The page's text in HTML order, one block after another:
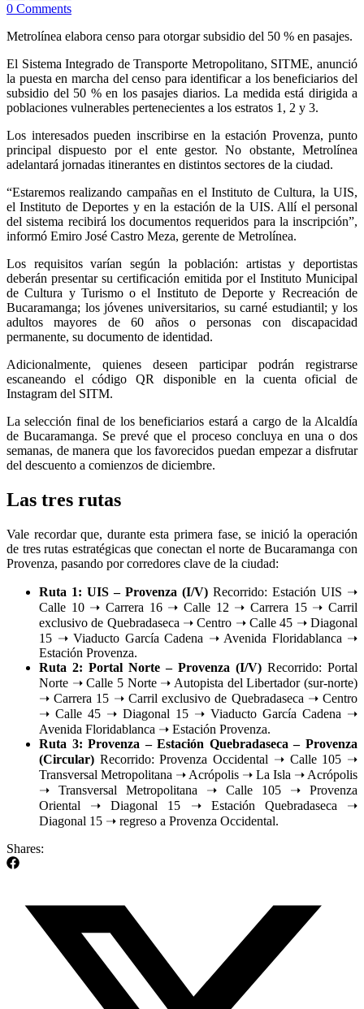
0 Comments
Metrolínea elabora censo para otorgar subsidio del 50 % en pasajes.
El Sistema Integrado de Transporte Metropolitano, SITME, anunció
la puesta en marcha del censo para identificar a los beneficiarios del
subsidio del 50 % en los pasajes diarios. La medida está dirigida a
poblaciones vulnerables pertenecientes a los estratos 1, 2 y 3.
Los interesados pueden inscribirse en la estación Provenza, punto
principal dispuesto por el ente gestor. No obstante, Metrolínea
adelantará jornadas itinerantes en distintos sectores de la ciudad.
“Estaremos realizando campañas en el Instituto de Cultura, la UIS,
el Instituto de Deportes y en la estación de la UIS. Allí el personal
del sistema recibirá los documentos requeridos para la inscripción”,
informó Emiro José Castro Meza, gerente de Metrolínea.
Los requisitos varían según la población: artistas y deportistas
deberán presentar su certificación emitida por el Instituto Municipal
de Cultura y Turismo o el Instituto de Deporte y Recreación de
Bucaramanga; los jóvenes universitarios, su carné estudiantil; y los
adultos mayores de 60 años o personas con discapacidad
permanente, su documento de identidad.
Adicionalmente, quienes deseen participar podrán registrarse
escaneando el código QR disponible en la cuenta oficial de
Instagram del SITM.
La selección final de los beneficiarios estará a cargo de la Alcaldía
de Bucaramanga. Se prevé que el proceso concluya en una o dos
semanas, de manera que los favorecidos puedan empezar a disfrutar
del descuento a comienzos de diciembre.
Las tres rutas
Vale recordar que, durante esta primera fase, se inició la operación
de tres rutas estratégicas que conectan el norte de Bucaramanga con
Provenza, pasando por corredores clave de la ciudad:
Ruta 1: UIS – Provenza (I/V) Recorrido: Estación UIS ➝
Calle 10 ➝ Carrera 16 ➝ Calle 12 ➝ Carrera 15 ➝ Carril
exclusivo de Quebradaseca ➝ Centro ➝ Calle 45 ➝ Diagonal
15 ➝ Viaducto García Cadena ➝ Avenida Floridablanca ➝
Estación Provenza.
Ruta 2: Portal Norte – Provenza (I/V) Recorrido: Portal
Norte ➝ Calle 5 Norte ➝ Autopista del Libertador (sur-norte)
➝ Carrera 15 ➝ Carril exclusivo de Quebradaseca ➝ Centro
➝ Calle 45 ➝ Diagonal 15 ➝ Viaducto García Cadena ➝
Avenida Floridablanca ➝ Estación Provenza.
Ruta 3: Provenza – Estación Quebradaseca – Provenza
(Circular) Recorrido: Provenza Occidental ➝ Calle 105 ➝
Transversal Metropolitana ➝ Acrópolis ➝ La Isla ➝ Acrópolis
➝ Transversal Metropolitana ➝ Calle 105 ➝ Provenza
Oriental ➝ Diagonal 15 ➝ Estación Quebradaseca ➝
Diagonal 15 ➝ regreso a Provenza Occidental.
Shares: